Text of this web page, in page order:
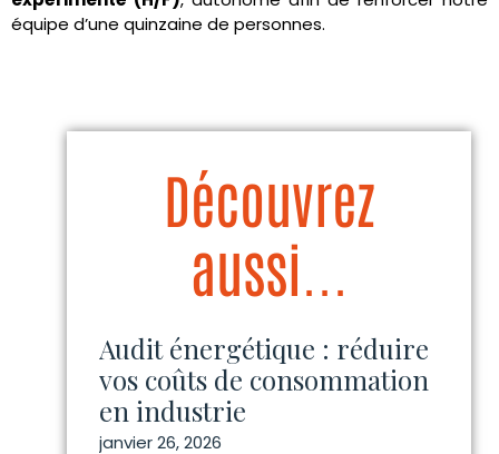
équipe d’une quinzaine de personnes.
Découvrez
aussi...
Audit énergétique : réduire
vos coûts de consommation
en industrie
janvier 26, 2026